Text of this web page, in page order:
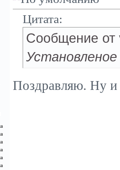
Цитата:
Сообщение от
Поздравляю. Ну и